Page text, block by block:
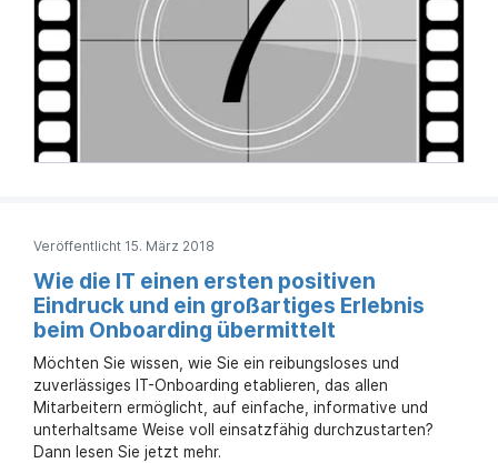
Veröffentlicht 15. März 2018
Wie die IT einen ersten positiven
Eindruck und ein großartiges Erlebnis
beim Onboarding übermittelt
Möchten Sie wissen, wie Sie ein reibungsloses und
zuverlässiges IT-Onboarding etablieren, das allen
Mitarbeitern ermöglicht, auf einfache, informative und
unterhaltsame Weise voll einsatzfähig durchzustarten?
Dann lesen Sie jetzt mehr.